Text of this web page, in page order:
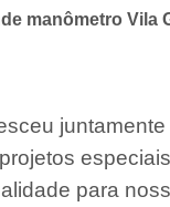
manômetro Vila
para